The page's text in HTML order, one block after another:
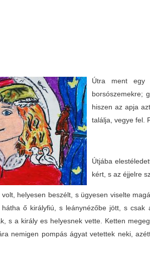
Útra ment egy
borsószemekre;
hiszen az apja
találja, vegye fel.
Útjába
kért, s az éjjelre
helyesen beszélt, s ügyesen viselte
ő királyfiú, s leánynézőbe jött, s
s a király es helyesnek vette. Ketten
nemigen pompás ágyat vetettek neki,